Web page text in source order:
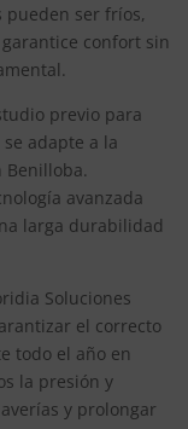
pueden ser fríos,
confort sin
previo para
adapte a la
avanzada
larga durabilidad
Soluciones
el correcto
todo el año en
la presión y
y prolongar